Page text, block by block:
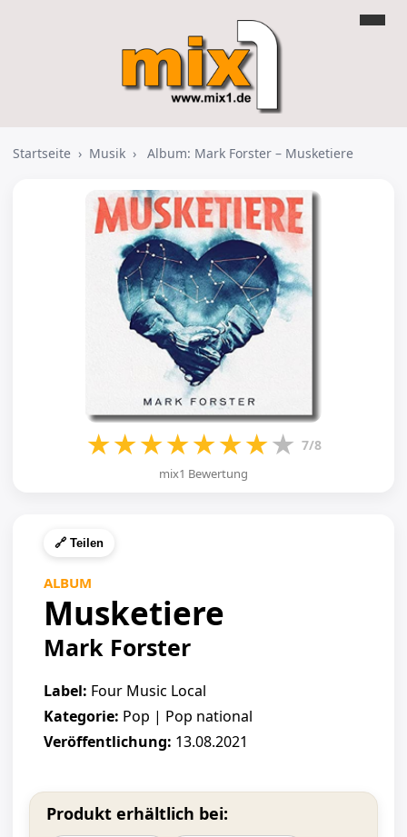
Startseite › Musik › Album: Mark Forster – Musketiere
★★★★★★★★ 7/8
mix1 Bewertung
🔗 Teilen
ALBUM
Musketiere
Mark Forster
Label: Four Music Local
Kategorie: Pop | Pop national
Veröffentlichung: 13.08.2021
Produkt erhältlich bei: